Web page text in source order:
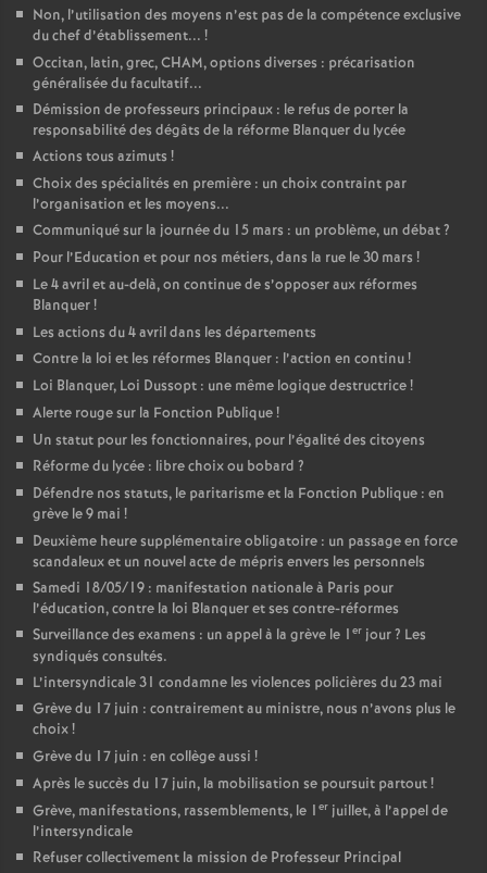
Non, l’utilisation des moyens n’est pas de la compétence exclusive
du chef d’établissement... !
Occitan, latin, grec, CHAM, options diverses : précarisation
généralisée du facultatif...
Démission de professeurs principaux : le refus de porter la
responsabilité des dégâts de la réforme Blanquer du lycée
Actions tous azimuts !
Choix des spécialités en première : un choix contraint par
l’organisation et les moyens...
Communiqué sur la journée du 15 mars : un problème, un débat?
Pour l’Education et pour nos métiers, dans la rue le 30 mars !
Le 4 avril et au-delà, on continue de s’opposer aux réformes
Blanquer!
Les actions du 4 avril dans les départements
Contre la loi et les réformes Blanquer : l’action en continu!
Loi Blanquer, Loi Dussopt : une même logique destructrice!
Alerte rouge sur la Fonction Publique!
Un statut pour les fonctionnaires, pour l’égalité des citoyens
Réforme du lycée : libre choix ou bobard ?
Défendre nos statuts, le paritarisme et la Fonction Publique : en
grève le 9 mai !
Deuxième heure supplémentaire obligatoire : un passage en force
scandaleux et un nouvel acte de mépris envers les personnels
Samedi 18/05/19 : manifestation nationale à Paris pour
l’éducation, contre la loi Blanquer et ses contre-réformes
Surveillance des examens : un appel à la grève le 1 er jour? Les
syndiqués consultés.
L’intersyndicale 31 condamne les violences policières du 23 mai
Grève du 17 juin : contrairement au ministre, nous n’avons plus le
choix!
Grève du 17 juin : en collège aussi !
Après le succès du 17 juin, la mobilisation se poursuit partout!
Grève, manifestations, rassemblements, le 1 er juillet, à l’appel de
l’intersyndicale
Refuser collectivement la mission de Professeur Principal